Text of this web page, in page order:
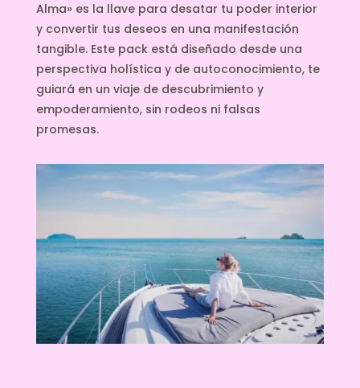
Alma» es la llave para desatar tu poder interior
y convertir tus deseos en una manifestación
tangible. Este pack está diseñado desde una
perspectiva holística y de autoconocimiento, te
guiará en un viaje de descubrimiento y
empoderamiento, sin rodeos ni falsas
promesas.